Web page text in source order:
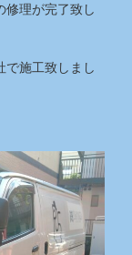
修理が完了致し
で施工致しまし